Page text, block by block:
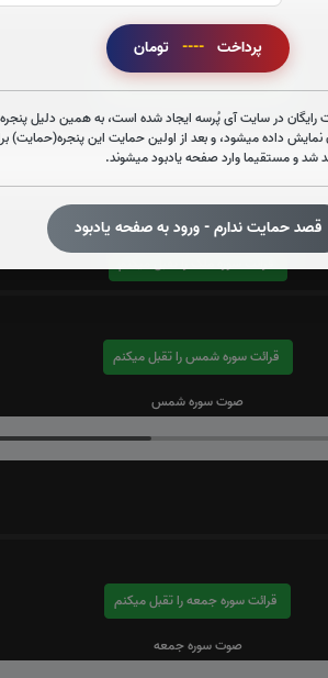
پرداخت ---- تومان
رایگان در سایت آی پُرسه ایجاد شده است، به همین دلیل
نمایش داده میشود، و بعد از اولین حمایت این پنجره(حمایت)
شد و مستقیما وارد صفحه یادبود میشوند.
قصد حمایت ندارم - ورود به صفحه یادبود
قرائت سوره واقعه را تقبل میکنم
صوت سوره واقعه
قرائت سوره شمس را تقبل میکنم
صوت سوره شمس
قرائت سوره جمعه را تقبل میکنم
صوت سوره جمعه